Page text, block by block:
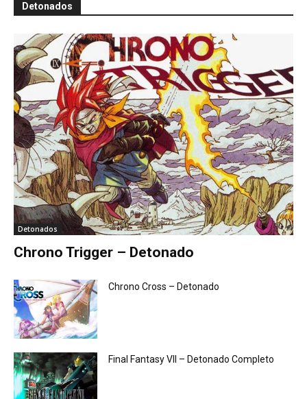
Detonados
Detonados
Chrono Trigger – Detonado
Chrono Cross – Detonado
Final Fantasy VII – Detonado Completo